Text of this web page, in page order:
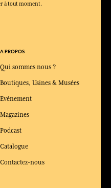
à tout moment.
A PROPOS
Qui sommes nous ?
Boutiques, Usines & Musées
Evénement
Magazines
Podcast
Catalogue
Contactez-nous